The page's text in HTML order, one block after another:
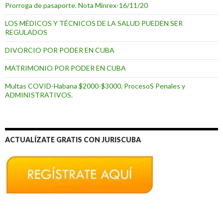
Prorroga de pasaporte. Nota Minrex-16/11/20
LOS MÉDICOS Y TÉCNICOS DE LA SALUD PUEDEN SER
REGULADOS
DIVORCIO POR PODER EN CUBA
MATRIMONIO POR PODER EN CUBA
Multas COVID-Habana $2000-$3000. ProcesoS Penales y
ADMINISTRATIVOS.
ACTUALÍZATE GRATIS CON JURISCUBA